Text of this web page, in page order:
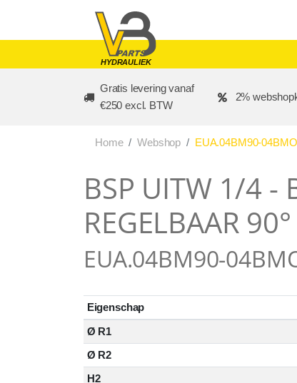
HYDRAULIEK
Gratis levering vanaf
€250 excl. BTW
2%
Home Webshop EUA.04BM90-
BSP UITW 1/4 -
REGELBAAR
EUA.04BM90-
Eigenschap
Ø R1
Ø R2
H2